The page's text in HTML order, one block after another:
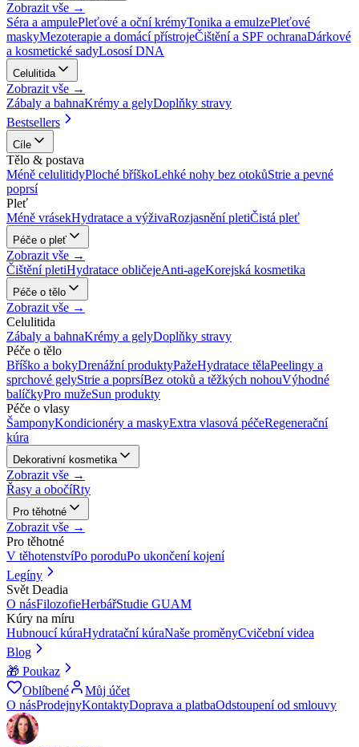
Zobrazit vše →
Séra a ampulePleťové a oční krémyTonika a emulzePleťové
maskyMezoterapie a domácí přístrojeČištění a SPF ochranaDárkové
a kosmetické sadyLososí DNA
Celulitida
Zobrazit vše →
Zábaly a bahnaKrémy a gelyDoplňky stravy
Bestsellers
Cíle
Tělo & postava
Méně celulitidyPloché bříškoLehké nohy bez otokůStrie a pevné
poprsí
Pleť
Méně vrásekHydratace a výživaRozjasnění pletiČistá pleť
Péče o pleť
Zobrazit vše →
Čištění pletiHydratace obličejeAnti-ageKorejská kosmetika
Péče o tělo
Zobrazit vše →
Celulitida
Zábaly a bahnaKrémy a gelyDoplňky stravy
Péče o tělo
Bříško a bokyDrenážní produktyPažeHydratace tělaPeelingy a
sprchové gelyStrie a poprsíBez otoků a těžkých nohouVýhodné
balíčkyPro mužeSun produkty
Péče o vlasy
ŠamponyKondicionéry a maskyExtra vlasová péčeRegenerační
kúra
Dekorativní kosmetika
Zobrazit vše →
Řasy a obočíRty
Pro těhotné
Zobrazit vše →
Pro těhotné
V těhotenstvíPo poroduPo ukončení kojení
Legíny
Svět Deadia
O násFilozofieHerbářStudie GUAM
Kúry na míru
Hubnoucí kúraHydratační kúraNaše proměnyCvičební videa
Blog
🎁 Poukaz
Oblíbené
Můj účet
O násProdejnyKontaktyDoprava a platbaOdstoupení od smlouvy